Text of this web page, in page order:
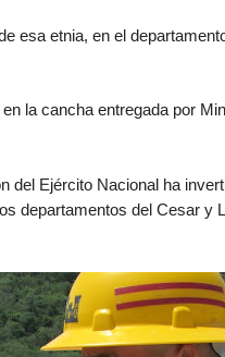
esa etnia, en el
la cancha entregada por
Ejército Nacional ha
departamentos del Cesar y